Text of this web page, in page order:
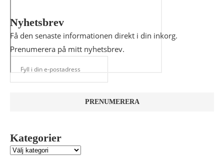
Nyhetsbrev
Få den senaste informationen direkt i din inkorg.
Prenumerera på mitt nyhetsbrev.
Kategorier